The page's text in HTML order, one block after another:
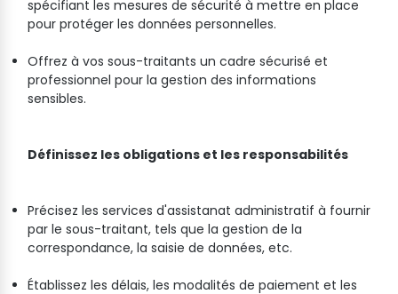
spécifiant les mesures de sécurité à mettre en place
pour protéger les données personnelles.
Offrez à vos sous-traitants un cadre sécurisé et
professionnel pour la gestion des informations
sensibles.
Définissez les obligations et les responsabilités
Précisez les services d'assistanat administratif à fournir
par le sous-traitant, tels que la gestion de la
correspondance, la saisie de données, etc.
Établissez les délais, les modalités de paiement et les